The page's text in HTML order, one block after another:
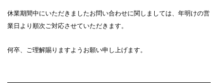
休業期間中にいただきましたお問い合わせに関しましては、年明けの営
業日より順次ご対応させていただきます。
何卒、ご理解賜りますようお願い申し上げます。